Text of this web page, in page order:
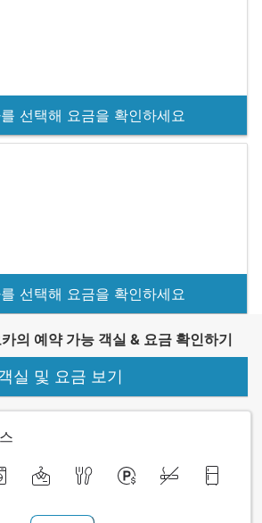
선택해 요금을 확인하세요
선택해 요금을 확인하세요
의 예약 가능 객실 & 요금 확인하기
실 및 요금 보기